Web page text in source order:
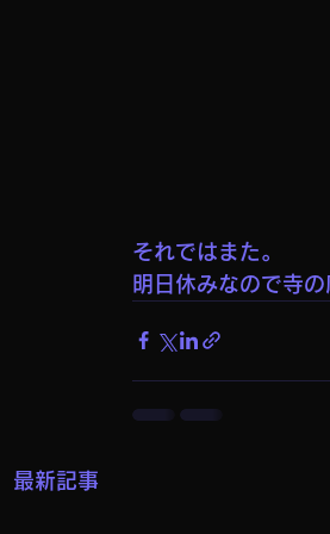
それではまた。
明日休みなので寺
最新記事